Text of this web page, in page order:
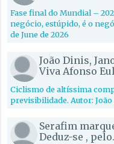
Fase final do Mundial –
negócio, estúpido, é o
de June de 2026
João Dinis,
Viva Afonso
Ciclismo de altíssima
previsibilidade. Autor:
Serafim
Deduz-se ,